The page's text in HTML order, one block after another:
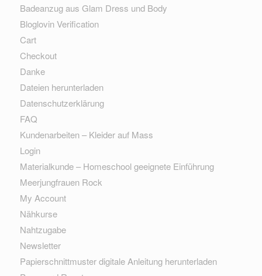
Badeanzug aus Glam Dress und Body
Bloglovin Verification
Cart
Checkout
Danke
Dateien herunterladen
Datenschutzerklärung
FAQ
Kundenarbeiten – Kleider auf Mass
Login
Materialkunde – Homeschool geeignete Einführung
Meerjungfrauen Rock
My Account
Nähkurse
Nahtzugabe
Newsletter
Papierschnittmuster digitale Anleitung herunterladen